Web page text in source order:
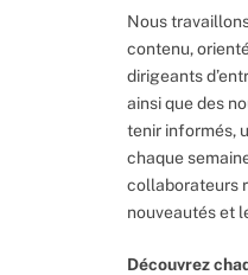
Nous
contenu,
dirigeants
ainsi que des
tenir informés,
chaque
collaborateurs
nouveautés et
Découvrez